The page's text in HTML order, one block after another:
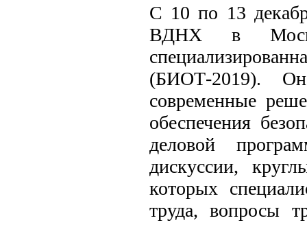
С 10 по 13
ВДНХ в
(БИОТ-2019).
современные
обеспечения
деловой
дискуссии,
которых
труда, вопросы